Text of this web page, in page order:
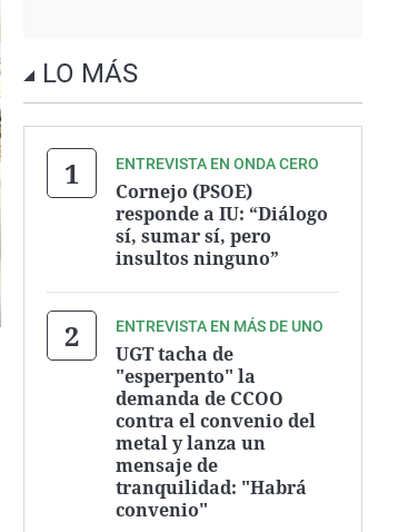
LO MÁS
ENTREVISTA EN ONDA CERO
Cornejo (PSOE)
responde a IU: “Diálogo
sí, sumar sí, pero
insultos ninguno”
ENTREVISTA EN MÁS DE UNO
UGT tacha de
"esperpento" la
demanda de CCOO
contra el convenio del
metal y lanza un
mensaje de
tranquilidad: "Habrá
convenio"